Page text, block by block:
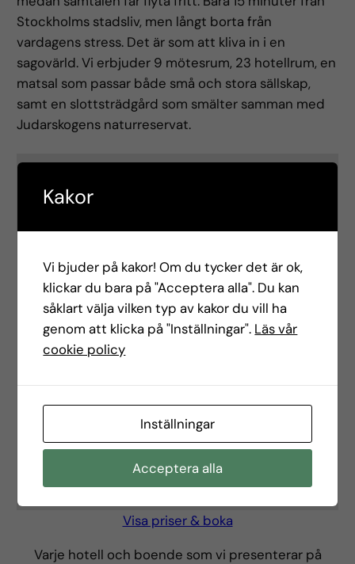
Stockholms stadsliv, men långt borta från
vardagens stress. Det är som att kliva in i en
sagovärld. Vi erbjuder 9 mötesrum, 23 hotellrum, en
matsal som passar både små och stora sällskap,
samt en slottsträdgård som smälter samman med
Judarskogens naturreservat.
Det verkar som om dina inställningar hindrar
dig från att se detta innehållet. Med största
sannolikhet är det för att du har Upplevelse
avstängt.
Granska dina inställningar
Visa priser & boka
Varje hotell och boende som vi presenterar på
Kakor
Vi bjuder på kakor! Om du tycker det är ok,
klickar du bara på "Acceptera alla". Du kan
såklart välja vilken typ av kakor du vill ha
genom att klicka på "Inställningar". Läs vår
cookie policy
Inställningar
Acceptera alla